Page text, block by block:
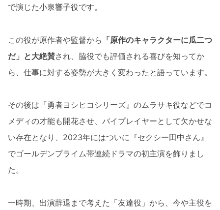
で演じた小泉響子役です。
この役が原作者や監督から 「原作のキャラクターに瓜二つ
だ」と大絶賛され、脇役でも評価される喜びを知ってか
ら、仕事に対する姿勢が大きく変わったと語っています。
その後は『勇者ヨシヒコシリーズ』のムラサキ役などでコ
メディの才能も開花させ、バイプレイヤーとして欠かせな
い存在となり、2023年にはついに『セクシー田中さん』
でゴールデンプライム帯連続ドラマの初主演を飾りまし
た。
一時期、出演辞退まで考えた「友達役」から、今や主役を